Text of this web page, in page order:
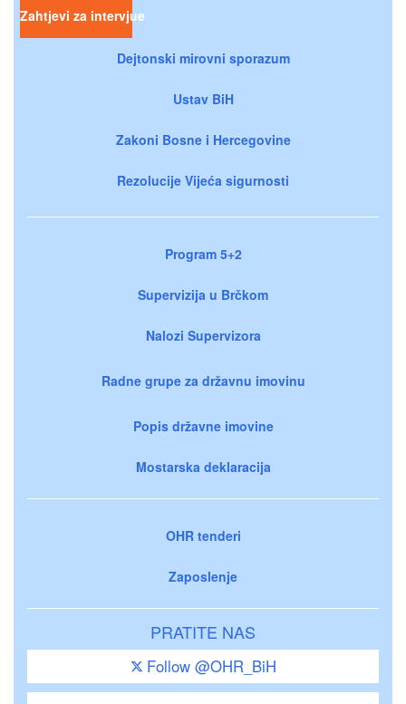
Zahtjevi za intervjue
Dejtonski mirovni sporazum
Ustav BiH
Zakoni Bosne i Hercegovine
Rezolucije Vijeća sigurnosti
Program 5+2
Supervizija u Brčkom
Nalozi Supervizora
Radne grupe za državnu imovinu
Popis državne imovine
Mostarska deklaracija
OHR tenderi
Zaposlenje
PRATITE NAS
Follow @OHR_BiH